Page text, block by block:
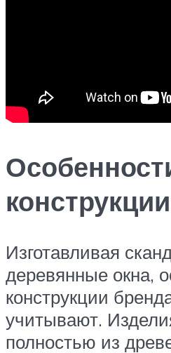
Изготавливая
деревянные окна,
конструкции
учитывают.
полностью из